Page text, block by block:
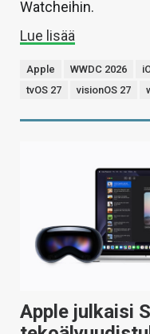
Watcheihin.
Lue lisää
Apple WWDC 2026
tvOS 27
visionOS 27
Apple julkaisi